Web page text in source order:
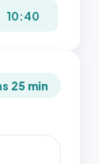
10:40
25 min